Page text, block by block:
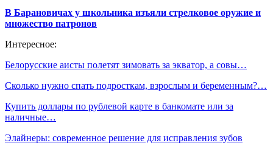
В Барановичах у школьника изъяли стрелковое оружие и
множество патронов
Интересное:
Белорусские аисты полетят зимовать за экватор, а совы…
Сколько нужно спать подросткам, взрослым и беременным?…
Купить доллары по рублевой карте в банкомате или за
наличные…
Элайнеры: современное решение для исправления зубов